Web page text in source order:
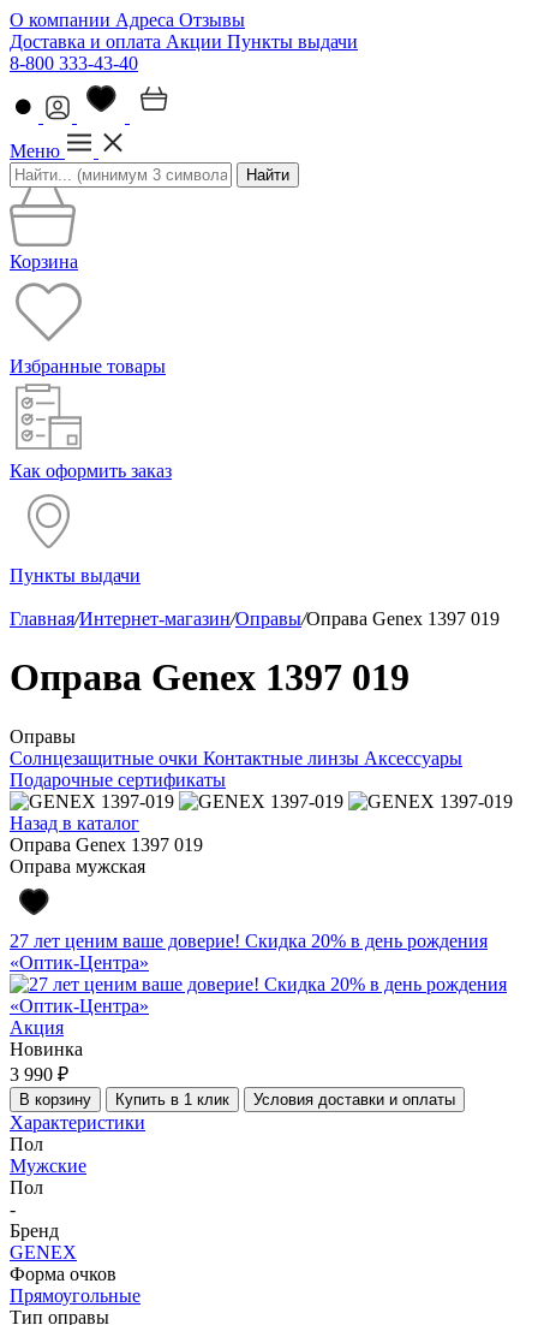
О компании Адреса Отзывы
Доставка и оплата Акции Пункты выдачи
8-800 333-43-40
Меню
Найти
Корзина
Избранные товары
Как оформить заказ
Пункты выдачи
Главная/Интернет-магазин/Оправы/Оправа Genex 1397 019
Оправа Genex 1397 019
Оправы
Солнцезащитные очки Контактные линзы Аксессуары
Подарочные сертификаты
Назад в каталог
Оправа Genex 1397 019
Оправа мужская
27 лет ценим ваше доверие! Скидка 20% в день рождения
«Оптик-Центра»
Акция
Новинка
3 990 ₽
В корзину Купить в 1 клик Условия доставки и оплаты
Характеристики
Пол
Мужские
Пол
-
Бренд
GENEX
Форма очков
Прямоугольные
Тип оправы